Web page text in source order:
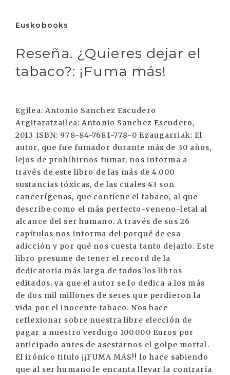
Euskobooks
Reseña. ¿Quieres dejar el
tabaco?: ¡Fuma más!
Egilea: Antonio Sanchez Escudero
Argitaratzailea: Antonio Sanchez Escudero,
2013 ISBN: 978-84-7681-778-0 Ezaugarriak: El
autor, que fue fumador durante más de 30 años,
lejos de prohibirnos fumar, nos informa a
través de este libro de las más de 4.000
sustancias tóxicas, de las cuales 43 son
cancerígenas, que contiene el tabaco, al que
describe como el más perfecto-veneno-letal al
alcance del ser humano. A través de sus 26
capítulos nos informa del porqué de esa
adicción y por qué nos cuesta tanto dejarlo. Este
libro presume de tener el record de la
dedicatoria más larga de todos los libros
editados, ya que el autor se lo dedica a los más
de dos mil millones de seres que perdieron la
vida por el inocente tabaco. Nos hace
reflexionar sobre nuestra libre elección de
pagar a nuestro verdugo 100.000 Euros por
anticipado antes de asestarnos el golpe mortal.
El irónico titulo ¡¡FUMA MÁS!! lo hace sabiendo
que al ser humano le encanta llevar la contraria